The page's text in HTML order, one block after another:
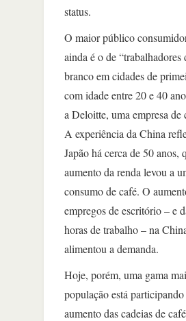
status.
O maior público
ainda é o de
branco em cidades de
com idade entre 20 e 40
a Deloitte, uma empresa de
A experiência da China
Japão há cerca de 50 anos,
aumento da renda levou a
consumo de café. O
empregos de escritório – e
horas de trabalho – na
alimentou a demanda.
Hoje, porém, uma gama
população está
aumento das cadeias de